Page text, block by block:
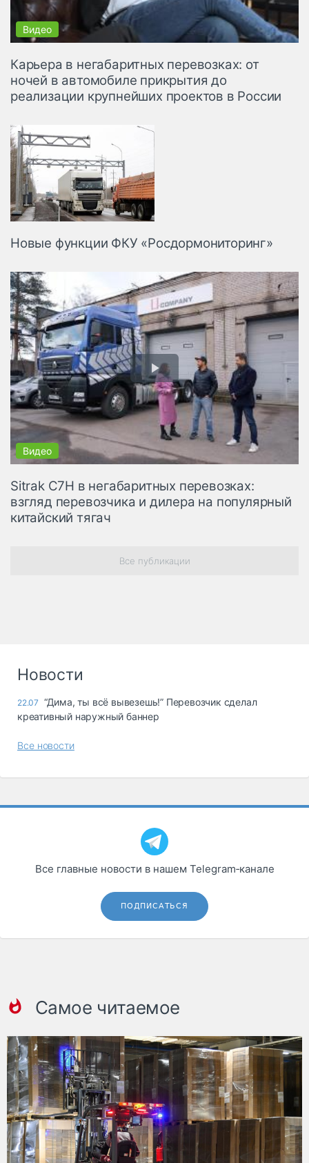
Карьера в негабаритных перевозках: от
ночей в автомобиле прикрытия до
реализации крупнейших проектов в России
Новые функции ФКУ «Росдормониторинг»
Sitrak C7H в негабаритных перевозках:
взгляд перевозчика и дилера на популярный
китайский тягач
Все публикации
Новости
22.07 “Дима, ты всё вывезешь!” Перевозчик сделал
креативный наружный баннер
Все новости
Все главные новости в нашем Telegram‑канале
ПОДПИСАТЬСЯ
Самое читаемое